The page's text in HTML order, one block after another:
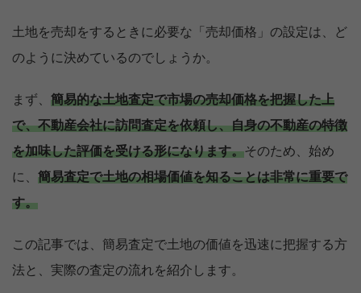
土地を売却をするときに必要な「売却価格」の設定は、ど
のように決めているのでしょうか。
まず、 簡易的な土地査定で市場の売却価格を把握した上
で、不動産会社に訪問査定を依頼し、自身の不動産の特徴
を加味した評価を受ける形になります。そのため、始め
に、 簡易査定で土地の相場価値を知ることは非常に重要で
す。
この記事では、簡易査定で土地の価値を迅速に把握する方
法と、実際の査定の流れを紹介します。